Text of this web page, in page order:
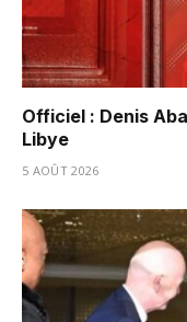
Officiel : Denis
Libye
5 AOÛT 2026